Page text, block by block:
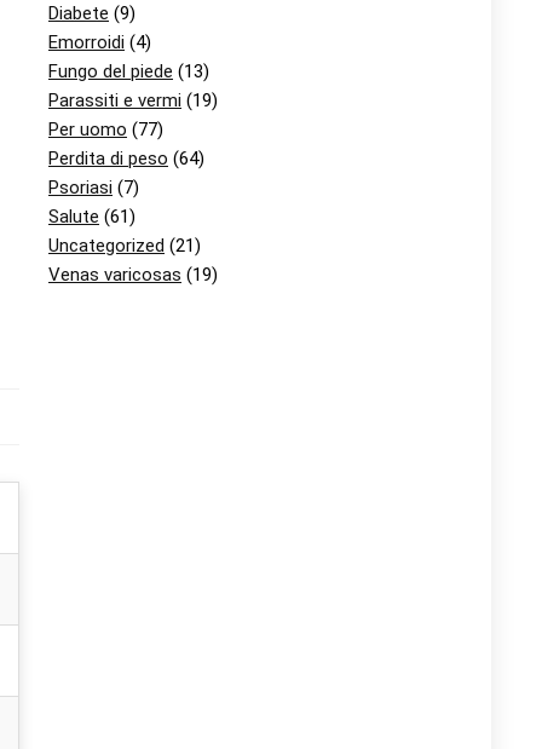
Diabete (9)
Emorroidi (4)
Fungo del piede (13)
Parassiti e vermi (19)
Per uomo (77)
Perdita di peso (64)
Psoriasi (7)
Salute (61)
Uncategorized (21)
Venas varicosas (19)